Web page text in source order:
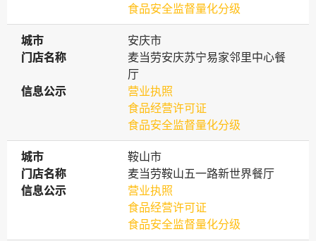
食品安全监督量化分级
城市
城市
安庆市
门店名称
门店名称
麦当劳安庆苏宁易家邻里中心餐
厅
信息公示
信息公示
营业执照
食品经营许可证
食品安全监督量化分级
城市
城市
鞍山市
门店名称
门店名称
麦当劳鞍山五一路新世界餐厅
信息公示
信息公示
营业执照
食品经营许可证
食品安全监督量化分级